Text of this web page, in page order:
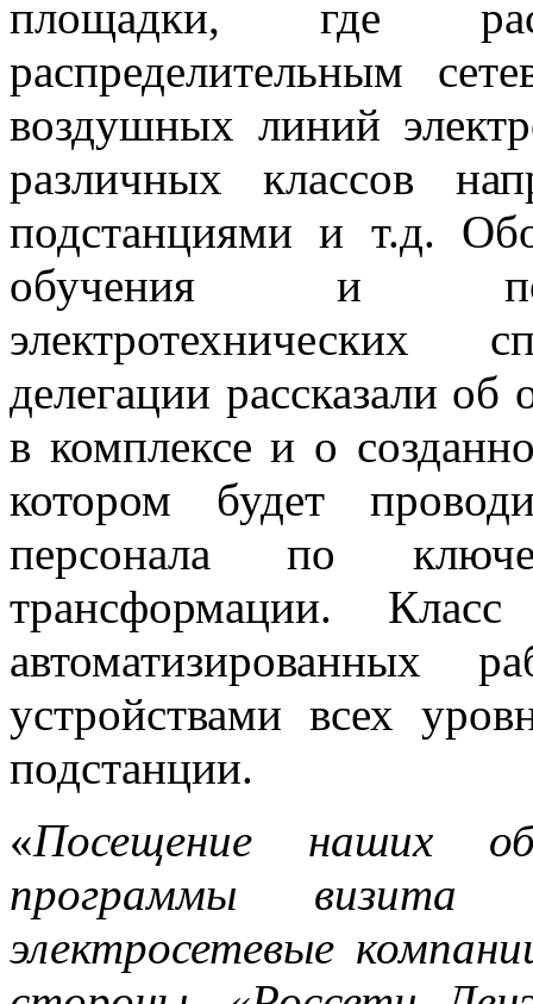
площадки, где
распределительным
воздушных линий
различных классов
подстанциями и т.д.
обучения и
электротехнических
делегации рассказали об
в комплексе и о
котором будет
персонала по
трансформации.
автоматизированных
устройствами всех
подстанции.
«Посещение наших
программы
электросетевые